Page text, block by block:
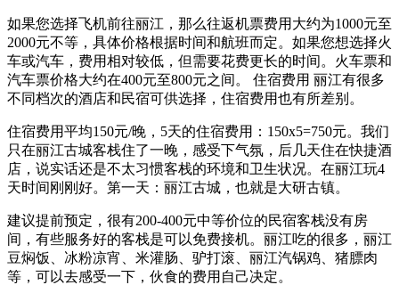
如果您选择飞机前往丽江，那么往返机票费用大约为1000元至
2000元不等，具体价格根据时间和航班而定。如果您想选择火
车或汽车，费用相对较低，但需要花费更长的时间。火车票和
汽车票价格大约在400元至800元之间。 住宿费用 丽江有很多
不同档次的酒店和民宿可供选择，住宿费用也有所差别。
住宿费用平均150元/晚，5天的住宿费用：150x5=750元。我们
只在丽江古城客栈住了一晚，感受下气氛，后几天住在快捷酒
店，说实话还是不太习惯客栈的环境和卫生状况。在丽江玩4
天时间刚刚好。第一天：丽江古城，也就是大研古镇。
建议提前预定，很有200-400元中等价位的民宿客栈没有房
间，有些服务好的客栈是可以免费接机。丽江吃的很多，丽江
豆焖饭、冰粉凉宵、米灌肠、驴打滚、丽江汽锅鸡、猪膘肉
等，可以去感受一下，伙食的费用自己决定。